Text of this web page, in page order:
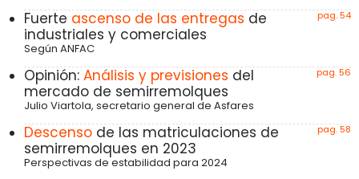
Fuerte ascenso de las entregas de
industriales y comerciales
Según ANFAC
pag. 54
Opinión: Análisis y previsiones del
mercado de semirremolques
Julio Viartola, secretario general de Asfares
pag. 56
Descenso de las matriculaciones de
semirremolques en 2023
Perspectivas de estabilidad para 2024
pag. 58